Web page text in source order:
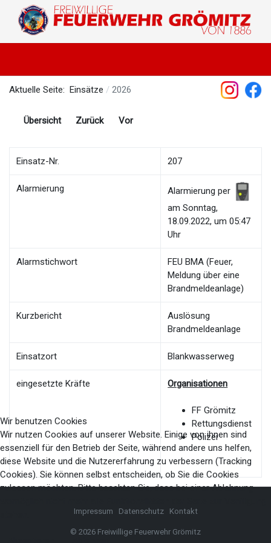
Aktuelle Seite: Einsätze 2026
Übersicht Zurück Vor
Einsatz-Nr. 207
Alarmierung
Alarmierung per
am Sonntag,
18.09.2022, um 05:47
Uhr
Alarmstichwort
FEU BMA (Feuer,
Meldung über eine
Brandmeldeanlage)
Kurzbericht
Auslösung
Brandmeldeanlage
Einsatzort Blankwasserweg
eingesetzte Kräfte Organisationen
FF Grömitz
Rettungsdienst
Polizei
Impressum Datenschutz Kontakt
© 2026 Freiwillige Feuerwehr Grömitz
Wir benutzen Cookies
Wir nutzen Cookies auf unserer Website. Einige von ihnen sind
essenziell für den Betrieb der Seite, während andere uns helfen,
diese Website und die Nutzererfahrung zu verbessern (Tracking
Cookies). Sie können selbst entscheiden, ob Sie die Cookies
zulassen möchten. Bitte beachten Sie, dass bei einer Ablehnung